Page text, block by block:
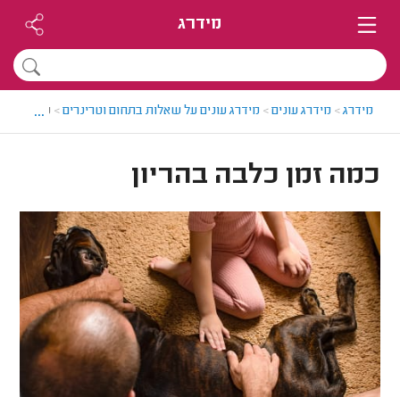
מידרג
מידרג> מידרג עונים> מידרג עונים על שאלות בתחום וטרינרים> כמה זמן
...
כמה זמן כלבה בהריון